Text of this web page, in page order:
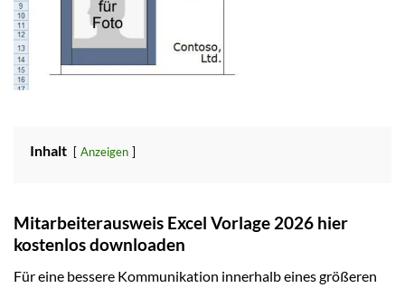
Inhalt Anzeigen
Mitarbeiterausweis Excel Vorlage 2026 hier
kostenlos downloaden
Für eine bessere Kommunikation innerhalb eines größeren